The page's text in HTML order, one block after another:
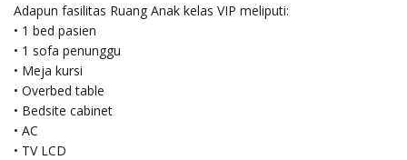
Adapun fasilitas Ruang Anak kelas VIP meliputi:
• 1 bed pasien
• 1 sofa penunggu
• Meja kursi
• Overbed table
• Bedsite cabinet
• AC
• TV LCD